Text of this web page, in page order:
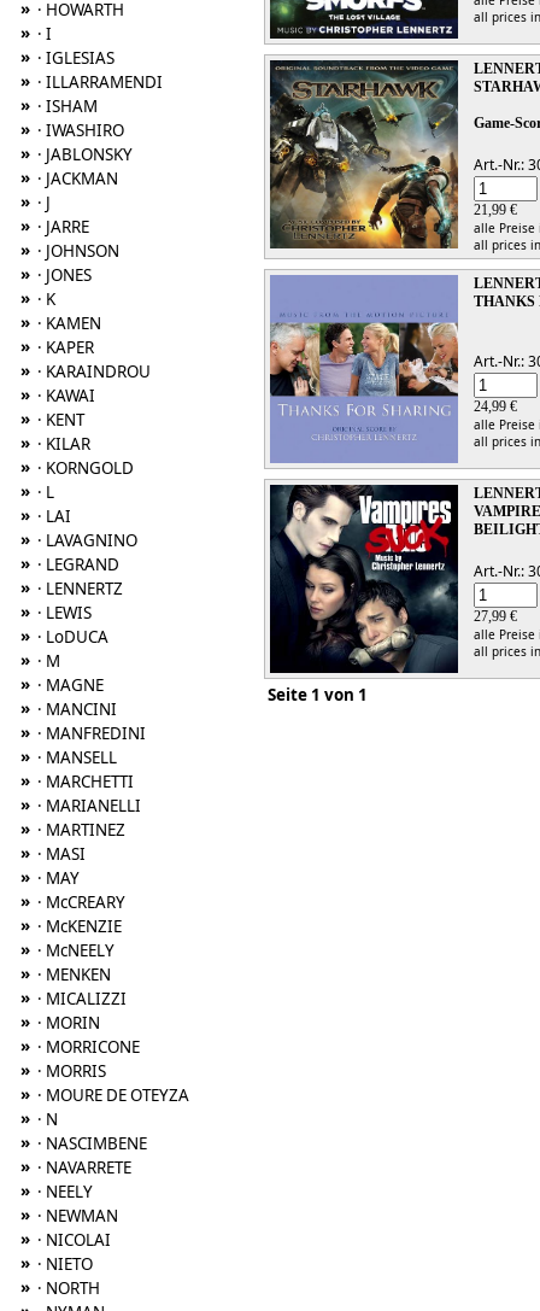
» · HOWARTH
» · I
» · IGLESIAS
» · ILLARRAMENDI
» · ISHAM
» · IWASHIRO
» · JABLONSKY
» · JACKMAN
» · J
» · JARRE
» · JOHNSON
» · JONES
» · K
» · KAMEN
» · KAPER
» · KARAINDROU
» · KAWAI
» · KENT
» · KILAR
» · KORNGOLD
» · L
» · LAI
» · LAVAGNINO
» · LEGRAND
» · LENNERTZ
» · LEWIS
» · LoDUCA
» · M
» · MAGNE
» · MANCINI
» · MANFREDINI
» · MANSELL
» · MARCHETTI
» · MARIANELLI
» · MARTINEZ
» · MASI
» · MAY
» · McCREARY
» · McKENZIE
» · McNEELY
» · MENKEN
» · MICALIZZI
» · MORIN
» · MORRICONE
» · MORRIS
» · MOURE DE OTEYZA
» · N
» · NASCIMBENE
» · NAVARRETE
» · NEELY
» · NEWMAN
» · NICOLAI
» · NIETO
» · NORTH
all prices
Game-
Art.-Nr.:
21,99 €
alle
all prices
THANKS
Art.-Nr.:
24,99 €
alle
all prices
Art.-Nr.:
27,99 €
alle
all prices
Seite 1 von 1